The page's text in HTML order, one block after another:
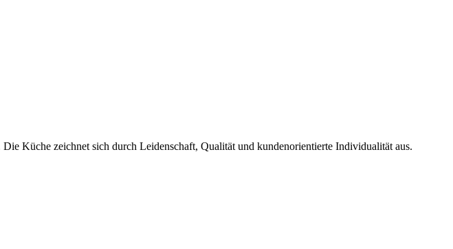
Küche zeichnet sich durch Leidenschaft, Qualität und kundenorientierte Individualität aus.